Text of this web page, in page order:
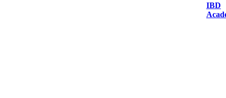
IBD